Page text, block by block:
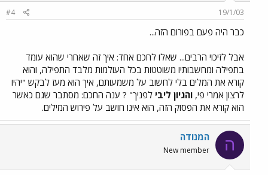
19/1/03
#4
כבר היה פעם בפורום הזה...
אבל לזיכוי הרבים... שאלו לחכם אחד: איך זה שאחרי שהוא עומד
בתפילה ומחשבותיו משוטטות בכל העולמות מלבד התפילה, והוא
קורא את המלים בלי לחשוב על משמעותם, איך הוא מעז לבקש "יהיו
לרצון אמרי פי, והגיון ליבי לפניך" ? ענה החכם: מסתבר שגם כאשר
הוא קורא את הפסוק הזה, הוא אינו חושב על פירוש המילים.
ה המנודה
New member